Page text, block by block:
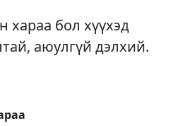
хараа бол хүүхэд
аюулгүй дэлхий.